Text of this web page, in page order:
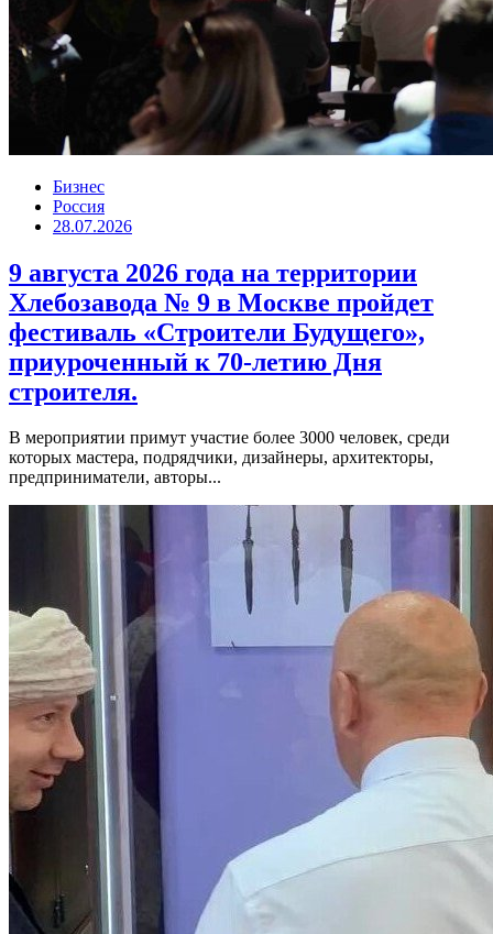
Бизнес
Россия
28.07.2026
9 августа 2026 года на территории
Хлебозавода № 9 в Москве пройдет
фестиваль «Строители Будущего»,
приуроченный к 70-летию Дня
строителя.
В мероприятии примут участие более 3000 человек, среди
которых мастера, подрядчики, дизайнеры, архитекторы,
предприниматели, авторы...